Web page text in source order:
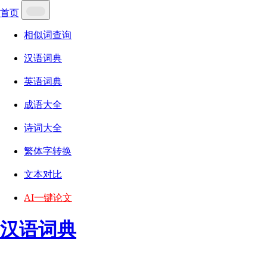
首页
相似词查询
汉语词典
英语词典
成语大全
诗词大全
繁体字转换
文本对比
AI一键论文
汉语词典